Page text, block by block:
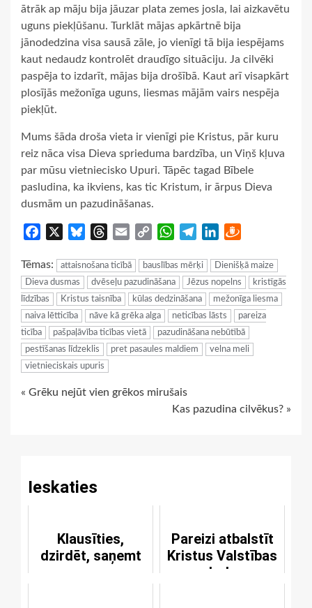
ātrāk ap māju bija jāuzar plata zemes josla, lai aizkavētu
uguns piekļūšanu. Turklāt mājas apkārtnē bija
jānodedzina visa sausā zāle, jo vienīgi tā bija iespējams
kaut nedaudz kontrolēt draudīgo situāciju. Ja cilvēki
paspēja to izdarīt, mājas bija drošībā. Kaut arī visapkārt
plosījās mežonīga uguns, liesmas mājām vairs nespēja
piekļūt.
Mums šāda droša vieta ir vienīgi pie Kristus, pār kuru
reiz nāca visa Dieva sprieduma bardzība, un Viņš kļuva
par mūsu vietniecisko Upuri. Tāpēc tagad Bībele
pasludina, ka ikviens, kas tic Kristum, ir ārpus Dieva
dusmām un pazudināšanas.
Facebook BlueskyThreads
Email
Copy
WhatsApp
TelegramLinkedIn
Tēmas: attaisnošana ticībā bauslības mērķi
Dienišķā maize
Dieva dusmas
dvēseļu pazudināšana Jēzus nopelns
kristīgās
līdzības
Kristus taisnība kūlas dedzināšana
mežonīga liesma
naiva lētticība
nāve kā grēka alga neticības lāsts
pareiza
ticība
pašpaļāvība ticības vietā
pazudināšana nebūtībā
pestīšanas līdzeklis
pret pasaules maldiem
velna meli
vietnieciskais upuris
Continue
« Grēku nejūt vien grēkos mirušais
Kas pazudina cilvēkus? »
Ieskaties
Klausīties,
dzirdēt, saņemt
Pareizi atbalstīt
Kristus Valstības
darbu